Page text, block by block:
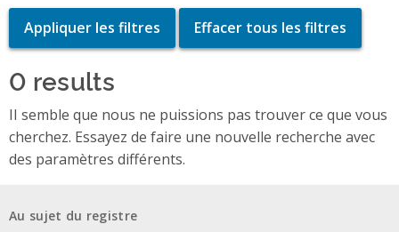
0 results
II semble que nous ne puissions pas trouver ce que vous
cherchez. Essayez de faire une nouvelle recherche avec
des paramètres différents.
Au sujet du registre